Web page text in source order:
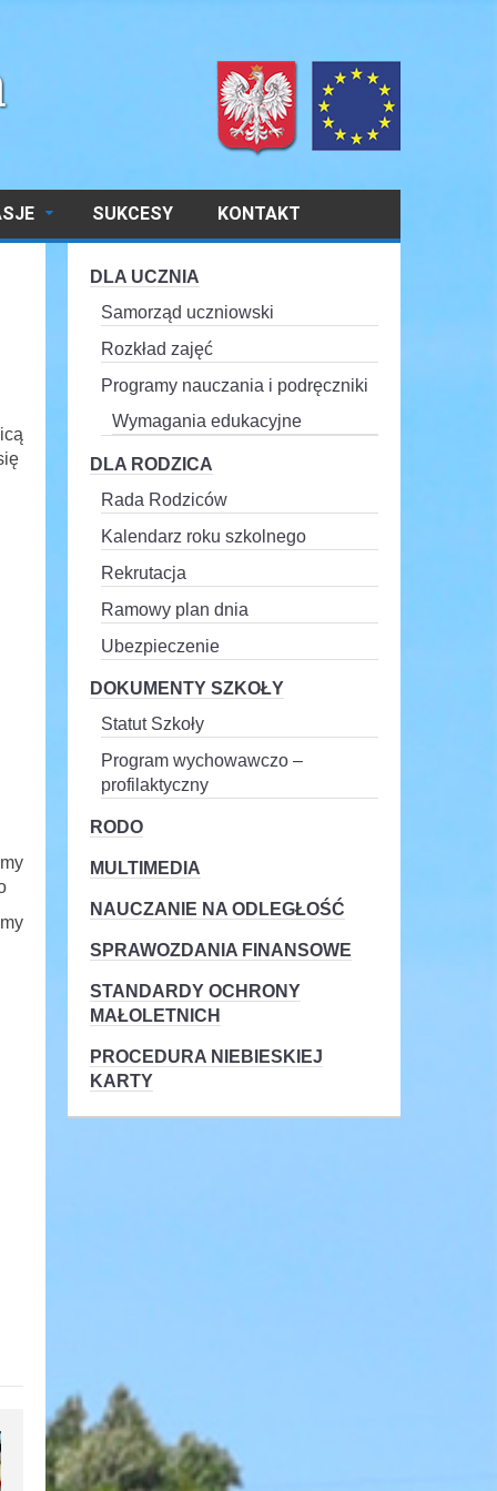
SUKCESY KONTAKT
DLA UCZNIA
Samorząd uczniowski
Rozkład zajęć
Programy nauczania i podręczniki
Wymagania edukacyjne
DLA RODZICA
Rada Rodziców
Kalendarz roku szkolnego
Rekrutacja
Ramowy plan dnia
Ubezpieczenie
DOKUMENTY SZKOŁY
Statut Szkoły
Program wychowawczo –
profilaktyczny
RODO
MULTIMEDIA
NAUCZANIE NA ODLEGŁOŚĆ
SPRAWOZDANIA FINANSOWE
STANDARDY OCHRONY
MAŁOLETNICH
PROCEDURA NIEBIESKIEJ
KARTY